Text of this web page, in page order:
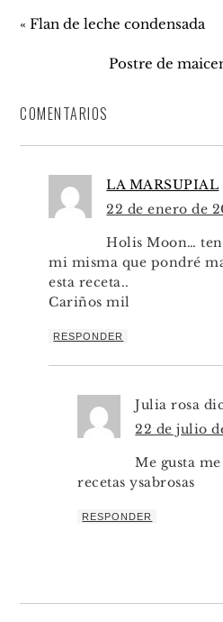
« Flan de leche condensada
Postre de
COMENTARIOS
LA MARSUPIAL
22 de enero de
Holis Moon…
mi misma que pondré
esta receta..
Cariños mil
RESPONDER
Julia rosa
22 de julio
Me gusta
recetas ysabrosas
RESPONDER